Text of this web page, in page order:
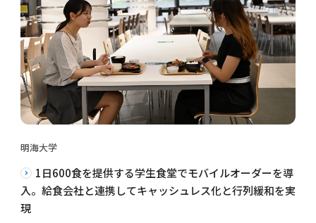
明海大学
1日600食を提供する学生食堂でモバイルオーダーを導
入。給食会社と連携してキャッシュレス化と行列緩和を実
現